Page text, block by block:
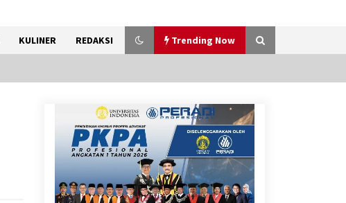
KULINER REDAKSI Trending Now
Kemenkum Malut Perkuat
Kompetensi Perancang
melalui Pendalaman Materi
Penyusunan Produk Hukum
Daerah
7 Agustus 2026